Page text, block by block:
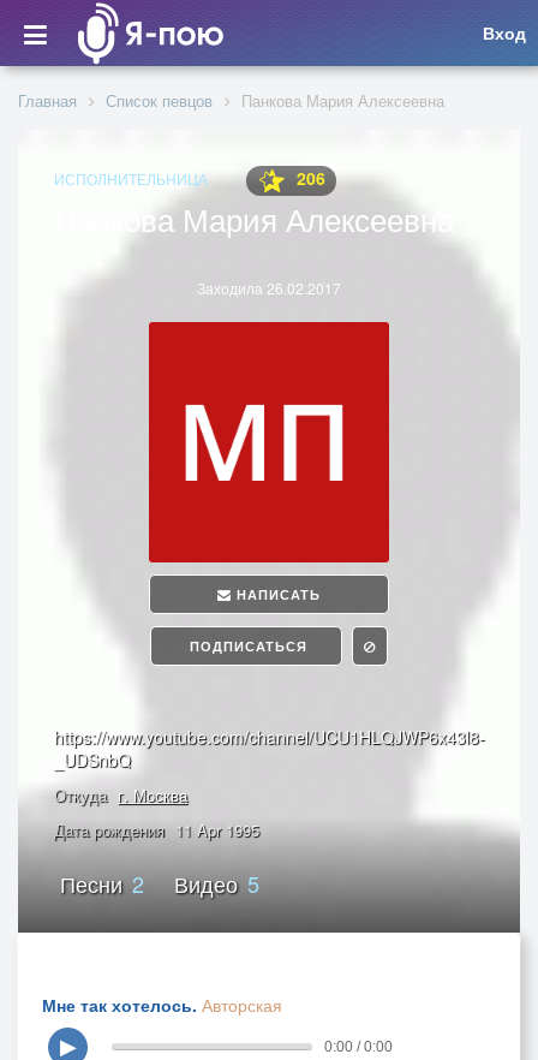
Вход
Главная Список певцов Панкова Мария Алексеевна
ИСПОЛНИТЕЛЬНИЦА 206
Панкова Мария Алексеевна
Заходила 26.02.2017
НАПИСАТЬ
ПОДПИСАТЬСЯ
https://www.youtube.com/channel/UCU1HLQJWP6x43l8-
_UDSnbQ
Откуда г. Москва
Дата рождения 11 Apr 1995
Песни 2 Видео 5
Мне так хотелось. Авторская
▶
0:00 / 0:00